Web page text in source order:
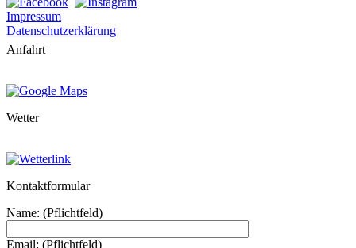
Impressum
Datenschutzerklärung
Anfahrt
Wetter
Kontaktformular
Name: (Pflichtfeld)
Email: (Pflichtfeld)